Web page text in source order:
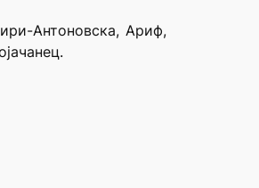
Антоновска, Ариф,